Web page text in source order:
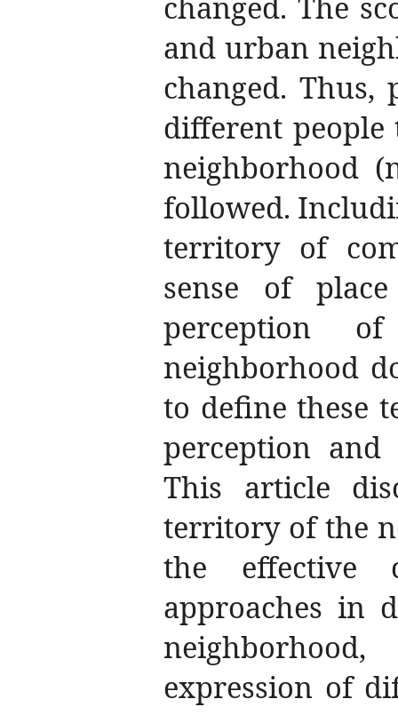
and urban
changed. Thus,
different
neighborhood
followed.
territory of
sense of
perception
neighborhood
to define these
perception
This article
territory of the
the effective
approaches in
expression of